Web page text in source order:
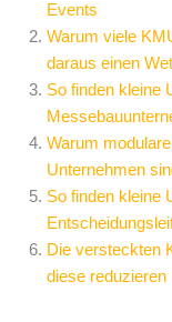
Events
Warum viele
daraus einen
So finden kleine
Warum
Unternehmen
So finden kleine
Die versteckten
diese reduzieren